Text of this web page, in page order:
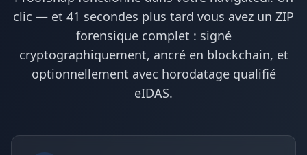
clic — et 41 secondes plus tard vous avez un ZIP
forensique complet : signé
cryptographiquement, ancré en blockchain, et
optionnellement avec horodatage qualifié
eIDAS.